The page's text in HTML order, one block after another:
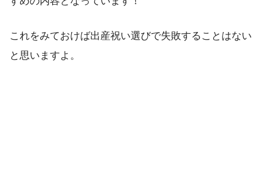
これをみておけば出産祝い選びで失敗することはない
と思いますよ。